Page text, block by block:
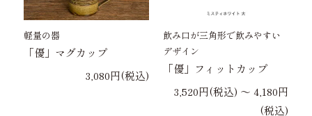
軽量の器
「優」マグカップ
3,080円(税込)
飲み口が三角形で飲みやすい
デザイン
「優」フィットカップ
3,520円(税込) 〜 4,180円
(税込)